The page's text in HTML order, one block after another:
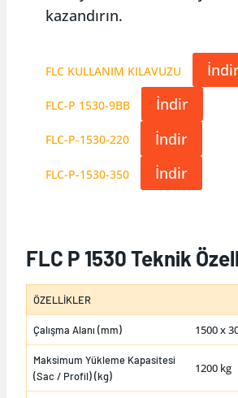
kazandırın.
FLC KULLANIM KILAVUZU
FLC-P 1530-9BB İndir
FLC-P-1530-220 İndir
FLC-P-1530-350 İndir
FLC P 1530 Teknik
ÖZELLİKLER
Çalışma Alanı (mm) 1500 x
Maksimum Yükleme Kapasitesi
(Sac / Profil) (kg)
1200 kg